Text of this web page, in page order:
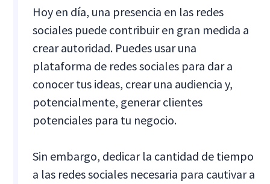
Hoy en día, una presencia en las redes
sociales puede contribuir en gran medida a
crear autoridad. Puedes usar una
plataforma de redes sociales para dar a
conocer tus ideas, crear una audiencia y,
potencialmente, generar clientes
potenciales para tu negocio.
Sin embargo, dedicar la cantidad de tiempo
a las redes sociales necesaria para cautivar a